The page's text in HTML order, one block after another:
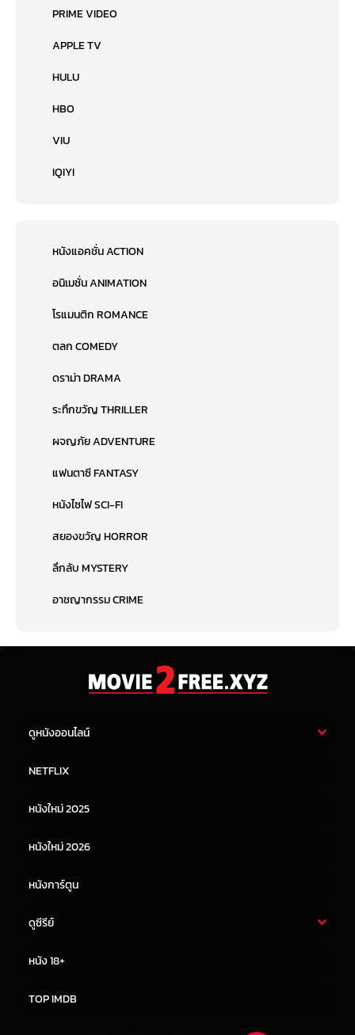
PRIME VIDEO
APPLE TV
HULU
HBO
VIU
IQIYI
หนังแอคชั่น ACTION
อนิเมชั่น ANIMATION
โรแมนติก ROMANCE
ตลก COMEDY
ดราม่า DRAMA
ระทึกขวัญ THRILLER
ผจญภัย ADVENTURE
แฟนตาซี FANTASY
หนังไซไฟ SCI-FI
สยองขวัญ HORROR
ลึกลับ MYSTERY
อาชญากรรม CRIME
ดูหนังออนไลน์
หนังจีน
NETFLIX
หนังใหม่ 2025
หนังใหม่ 2026
หนังการ์ตูน
ดูซีรีย์
หนัง 18+
TOP IMDB